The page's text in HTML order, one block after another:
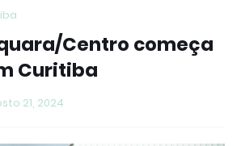
Centro começa
Curitiba
21, 2024